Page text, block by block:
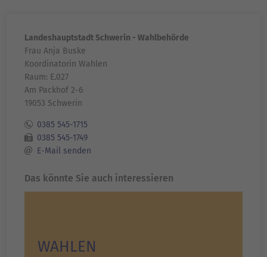
Landeshauptstadt Schwerin - Wahlbehörde
Frau Anja Buske
Koordinatorin Wahlen
Raum: E.027
Am Packhof 2-6
19053 Schwerin
0385 545-1715
0385 545-1749
E-Mail senden
Das könnte Sie auch interessieren
WAHLEN